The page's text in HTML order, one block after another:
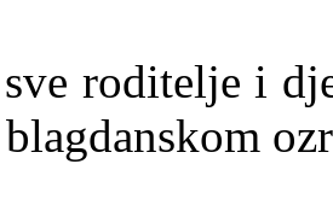
roditelje i